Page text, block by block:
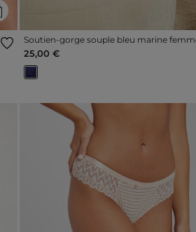
Soutien-gorge souple bleu marine
25,00 €